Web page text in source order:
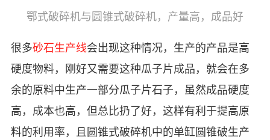
鄂式破碎机与圆锥式破碎机，产量高，成品好
很多砂石生产线会出现这种情况，生产的产品是高
硬度物料，刚好又需要这种瓜子片成品，就会在多
余的原料中生产一部分瓜子片石子，虽然成品硬度
高，成本也高，但总比扔了好，这样有利于提高原
料的利用率，且圆锥式破碎机中的单缸圆锥破生产